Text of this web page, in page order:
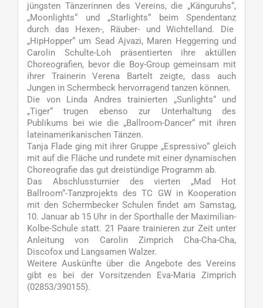
jüngsten Tänzerinnen des Vereins, die „Känguruhs“,
„Moonlights“ und „Starlights“ beim Spendentanz
durch das Hexen-, Räuber- und Wichtelland. Die
„HipHopper“ um Sead Ajvazi, Maren Heggerring und
Carolin Schulte-Loh präsentierten ihre aktüllen
Choreografien, bevor die Boy-Group gemeinsam mit
ihrer Trainerin Verena Bartelt zeigte, dass auch
Jungen in Schermbeck hervorragend tanzen können.
Die von Linda Andres trainierten „Sunlights“ und
„Tiger“ trugen ebenso zur Unterhaltung des
Publikums bei wie die „Ballroom-Dancer“ mit ihren
lateinamerikanischen Tänzen.
Tanja Flade ging mit ihrer Gruppe „Espressivo“ gleich
mit auf die Fläche und rundete mit einer dynamischen
Choreografie das gut dreistündige Programm ab.
Das Abschlussturnier des vierten „Mad Hot
Ballroom“-Tanzprojekts des TC GW in Kooperation
mit den Schermbecker Schulen findet am Samstag,
10. Januar ab 15 Uhr in der Sporthalle der Maximilian-
Kolbe-Schule statt. 21 Paare trainieren zur Zeit unter
Anleitung von Carolin Zimprich Cha-Cha-Cha,
Discofox und Langsamen Walzer.
Weitere Auskünfte über die Angebote des Vereins
gibt es bei der Vorsitzenden Eva-Maria Zimprich
(02853/390155).